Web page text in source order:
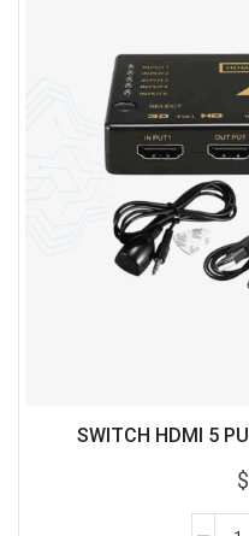
SWITCH HDMI 5
$